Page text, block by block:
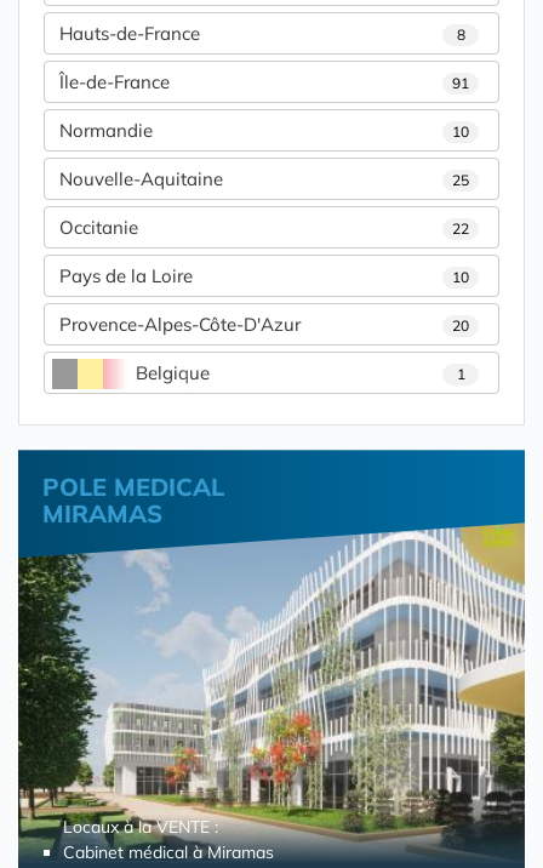
Hauts-de-France 8
Île-de-France 91
Normandie 10
Nouvelle-Aquitaine 25
Occitanie 22
Pays de la Loire 10
Provence-Alpes-Côte-D'Azur 20
Belgique 1
POLE MEDICAL
MIRAMAS
Locaux à la VENTE :
Cabinet médical à Miramas